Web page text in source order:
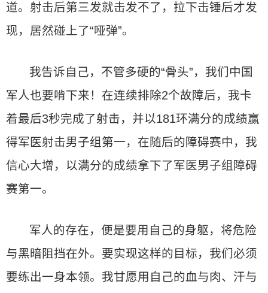
道。射击后第三发就击发不了，拉下击锤后才发
现，居然碰上了“哑弹”。
我告诉自己，不管多硬的“骨头”，我们中国
军人也要啃下来！在连续排除2个故障后，我卡
着最后3秒完成了射击，并以181环满分的成绩赢
得军医射击男子组第一，在随后的障碍赛中，我
信心大增，以满分的成绩拿下了军医男子组障碍
赛第一。
军人的存在，便是要用自己的身躯，将危险
与黑暗阻挡在外。要实现这样的目标，我们必须
要练出一身本领。我甘愿用自己的血与肉、汗与